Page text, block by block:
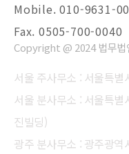
Mobile. 010-9631-
Fax. 0505-700-0040
Copyright @ 2024 법무
서울 주사무소 : 서울특
서울 분사무소 : 서울특
진빌딩)
광주 분사무소 : 광주광